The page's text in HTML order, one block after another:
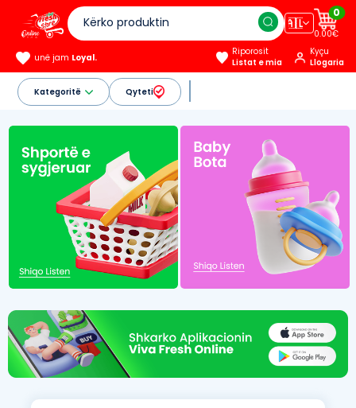
🇦🇱
0
0.00€
unë jam Loyal.
Riporosit
Listat e mia
Kyçu
Llogaria
Kategoritë Qyteti